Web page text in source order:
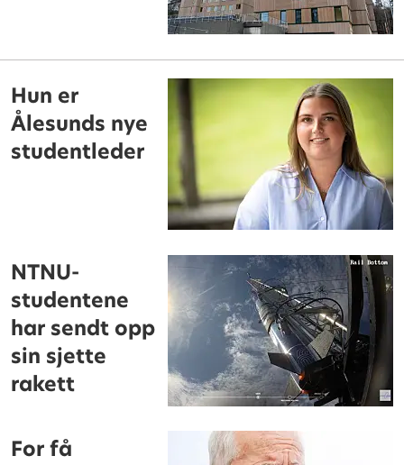
Hun er
Ålesunds nye
studentleder
NTNU-
studentene
har sendt opp
sin sjette
rakett
For få